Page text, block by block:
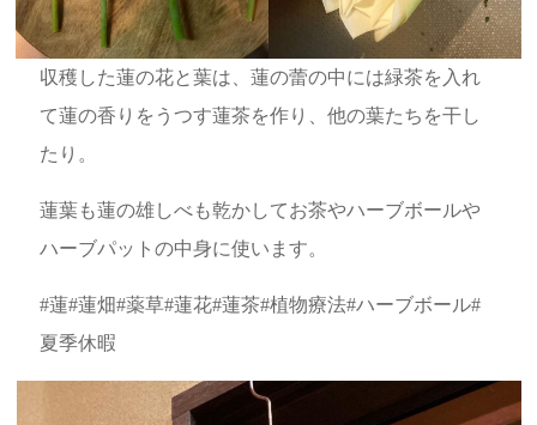
収穫した蓮の花と葉は、蓮の蕾の中には緑茶を入れ
て蓮の香りをうつす蓮茶を作り、他の葉たちを干し
たり。
蓮葉も蓮の雄しべも乾かしてお茶やハーブボールや
ハーブパットの中身に使います。
#蓮#蓮畑#薬草#蓮花#蓮茶#植物療法#ハーブボール#
夏季休暇